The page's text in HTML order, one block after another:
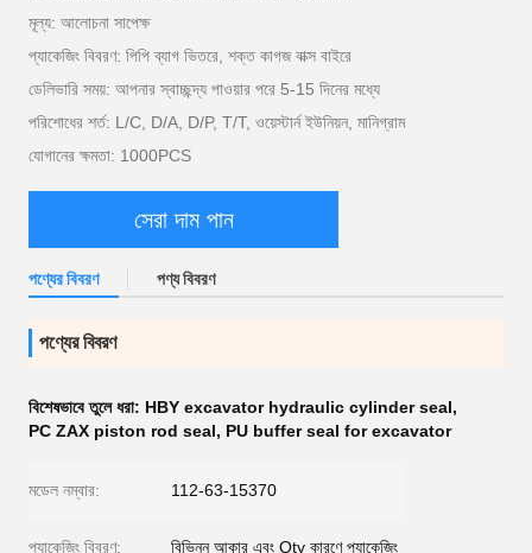
মূল্য: আলোচনা সাপেক্ষ
প্যাকেজিং বিবরণ: পিপি ব্যাগ ভিতরে, শক্ত কাগজ বাক্স বাইরে
ডেলিভারি সময়: আপনার স্বাচ্ছন্দ্য পাওয়ার পরে 5-15 দিনের মধ্যে
পরিশোধের শর্ত: L/C, D/A, D/P, T/T, ওয়েস্টার্ন ইউনিয়ন, মানিগ্রাম
যোগানের ক্ষমতা: 1000PCS
সেরা দাম পান
পণ্যের বিবরণ পণ্য বিবরণ
পণ্যের বিবরণ
বিশেষভাবে তুলে ধরা: HBY excavator hydraulic cylinder seal,
PC ZAX piston rod seal, PU buffer seal for excavator
মডেল নম্বার: 112-63-15370
প্যাকেজিং বিবরণ: বিভিন্ন আকার এবং Qty কারণে প্যাকেজিং